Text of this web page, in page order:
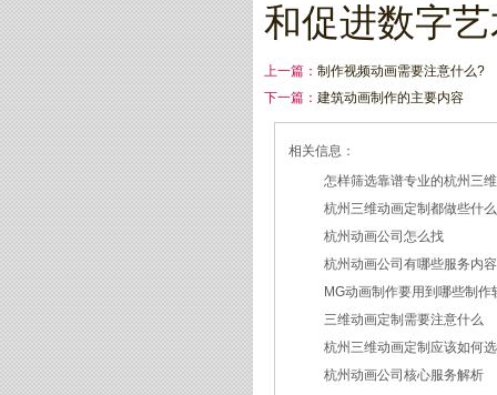
和促进数字
上一篇： 制作视频动画需要注意什么?
下一篇： 建筑动画制作的主要内容
相关信息：
怎样筛选靠谱专业的杭州三
2026/07/21
杭州三维动画定制都做些什
2026/03/19
杭州动画公司怎么找
2026/03/12
杭州动画公司有哪些服务内容
2026/03/09
MG动画制作要用到哪些制作
2026/02/24
三维动画定制需要注意什么
2026/02/09
杭州三维动画定制应该如何
2026/01/30
杭州动画公司核心服务解析